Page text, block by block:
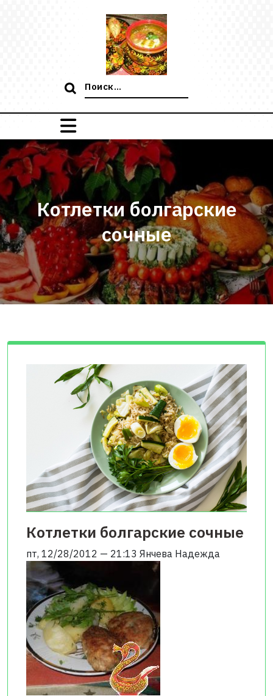
Поиск:
Котлетки болгарские
сочные
Котлетки болгарские сочные
пт, 12/28/2012 — 21:13 Янчева Надежда